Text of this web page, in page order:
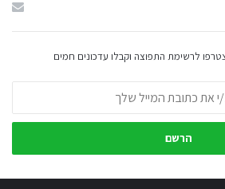
לרשימת התפוצה וקבלו עדכונים חמים